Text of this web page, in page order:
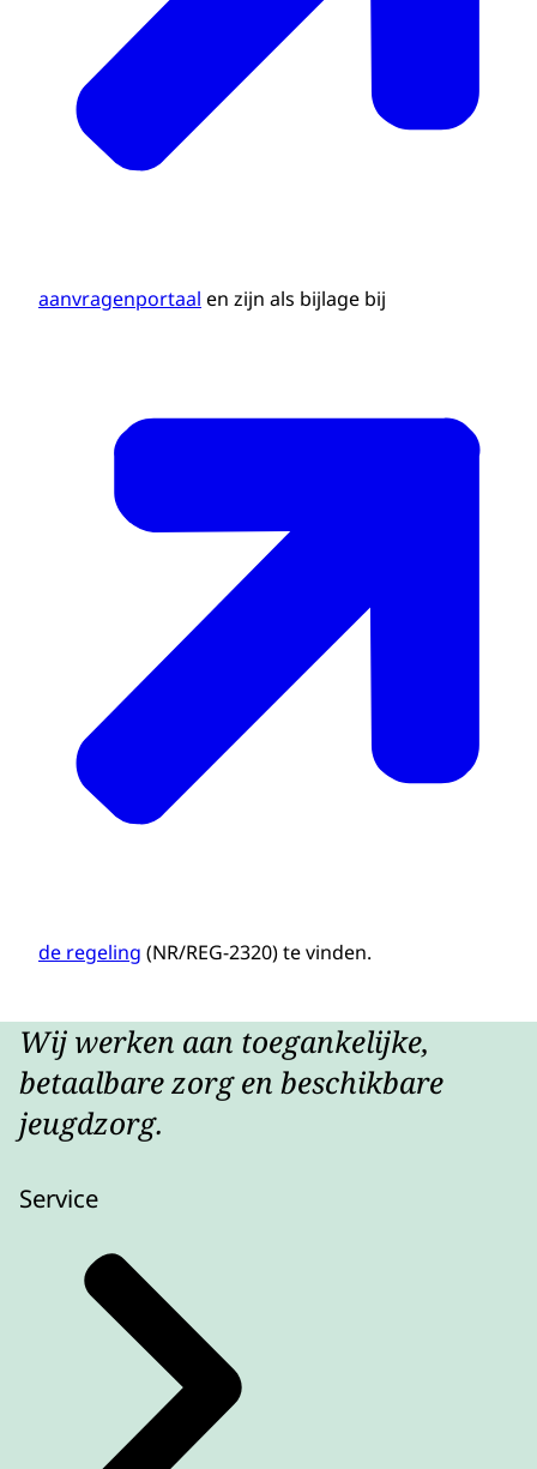
aanvragenportaal en zijn als bijlage bij
de regeling (NR/REG-2320) te vinden.
Wij werken aan toegankelijke,
betaalbare zorg en beschikbare
jeugdzorg.
Service